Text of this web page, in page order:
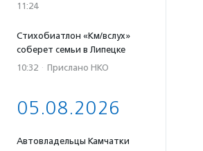
11:24
Стихобиатлон «Км/вслух»
соберет семьи в Липецке
10:32 · Прислано НКО
05.08.2026
Автовладельцы Камчатки